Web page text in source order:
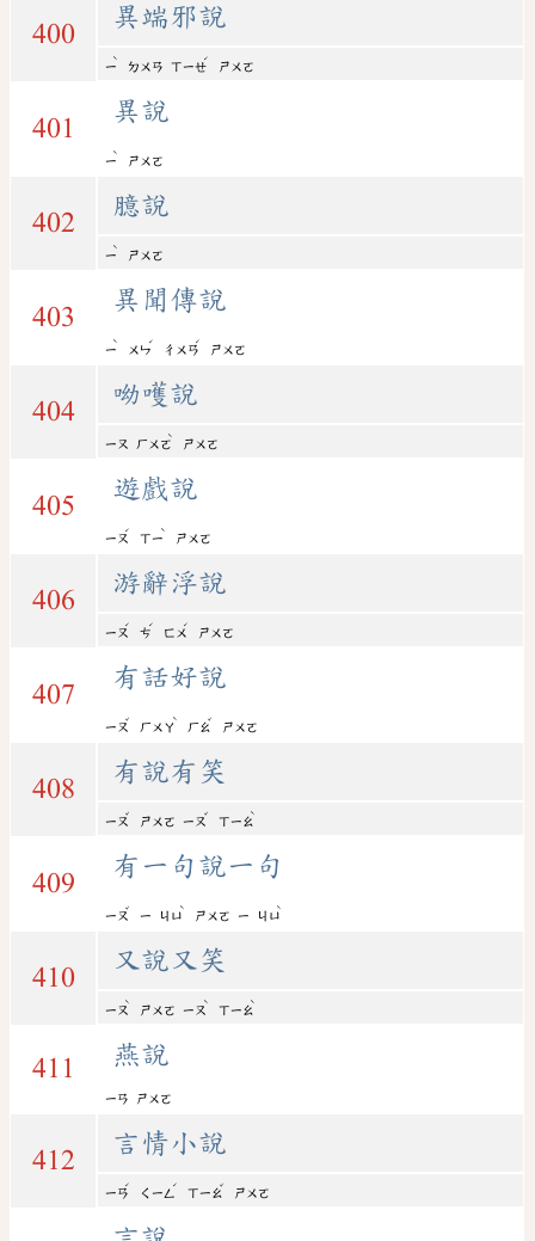
400
異端邪說
ㄧ
ˋ
ㄉㄨㄢ ㄒㄧㄝ
ˊ
ㄕㄨㄛ
401
異說
ㄧ
ˋ
ㄕㄨㄛ
402
臆說
ㄧ
ˋ
ㄕㄨㄛ
403
異聞傳說
ㄧ
ˋ
ㄨㄣ
ˊ
ㄔㄨㄢ
ˊ
ㄕㄨㄛ
404
呦嚄說
ㄧㄡ ㄏㄨㄛ
ˋ
ㄕㄨㄛ
405
遊戲說
ㄧㄡ
ˊ
ㄒㄧ
ˋ
ㄕㄨㄛ
406
游辭浮說
ㄧㄡ
ˊ
ㄘ
ˊ
ㄈㄨ
ˊ
ㄕㄨㄛ
407
有話好說
ㄧㄡ
ˇ
ㄏㄨㄚ
ˋ
ㄏㄠ
ˇ
ㄕㄨㄛ
408
有說有笑
ㄧㄡ
ˇ
ㄕㄨㄛ ㄧㄡ
ˇ
ㄒㄧㄠ
ˋ
409
有一句說一句
ㄧㄡ
ˇ
ㄧ ㄐㄩ
ˋ
ㄕㄨㄛ ㄧ ㄐㄩ
ˋ
410
又說又笑
ㄧㄡ
ˋ
ㄕㄨㄛ ㄧㄡ
ˋ
ㄒㄧㄠ
ˋ
411 燕說
ㄧㄢ ㄕㄨㄛ
412
言情小說
ㄧㄢ
ˊ
ㄑㄧㄥ
ˊ
ㄒㄧㄠ
ˇ
ㄕㄨㄛ